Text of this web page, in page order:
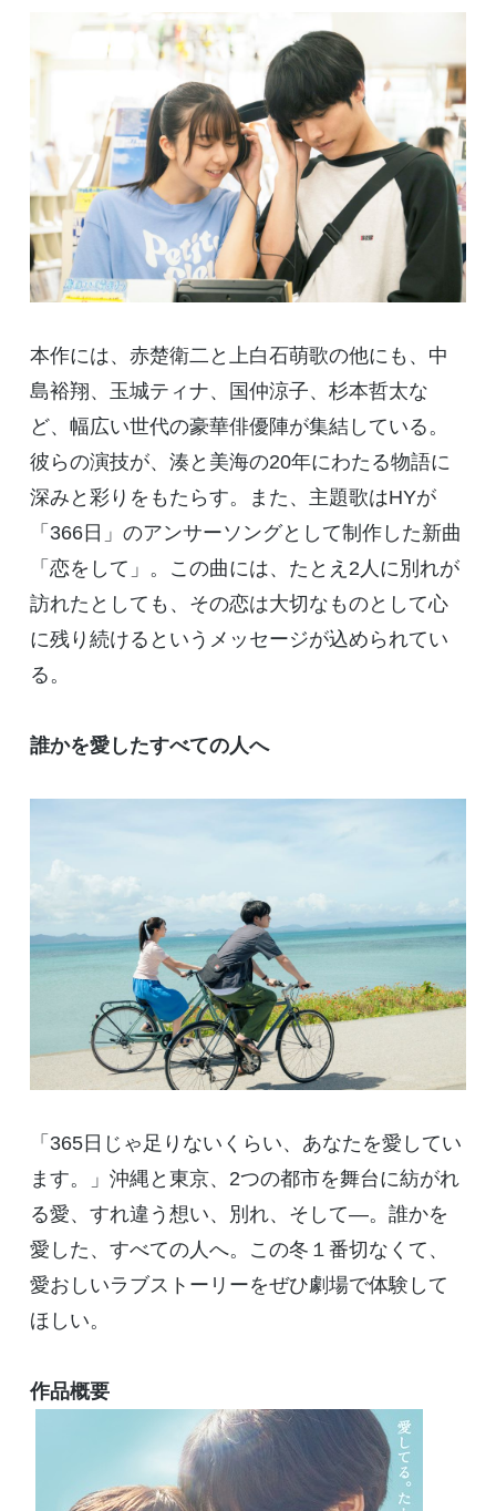
本作には、赤楚衛二と上白石萌歌の他にも、中
島裕翔、玉城ティナ、国仲涼子、杉本哲太な
ど、幅広い世代の豪華俳優陣が集結している。
彼らの演技が、湊と美海の20年にわたる物語に
深みと彩りをもたらす。また、主題歌はHYが
「 366日」のアンサーソングとして制作した新曲
「恋をして」。この曲には、たとえ 2人に別れが
訪れたとしても、その恋は大切なものとして心
に残り続けるというメッセージが込められてい
る。
誰かを愛したすべての人へ
「 365日じゃ足りないくらい、あなたを愛してい
ます。」沖縄と東京、 2つの都市を舞台に紡がれ
る愛、すれ違う想い、別れ、そして―。誰かを
愛した、すべての人へ。この冬１番切なくて、
愛おしいラブストーリーをぜひ劇場で体験して
ほしい。
作品概要